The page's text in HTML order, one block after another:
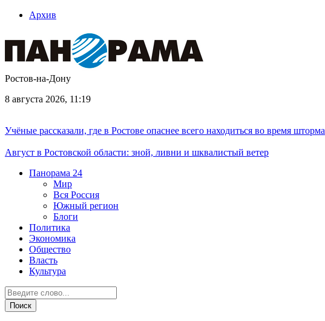
Архив
Ростов-на-Дону
8 августа 2026, 11:19
Учёные рассказали, где в Ростове опаснее всего находиться во время шторма
Август в Ростовской области: зной, ливни и шквалистый ветер
Панорама 24
Мир
Вся Россия
Южный регион
Блоги
Политика
Экономика
Общество
Власть
Культура